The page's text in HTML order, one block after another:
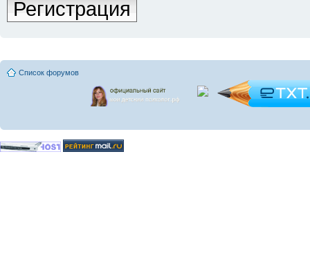
Регистрация
Список форумов